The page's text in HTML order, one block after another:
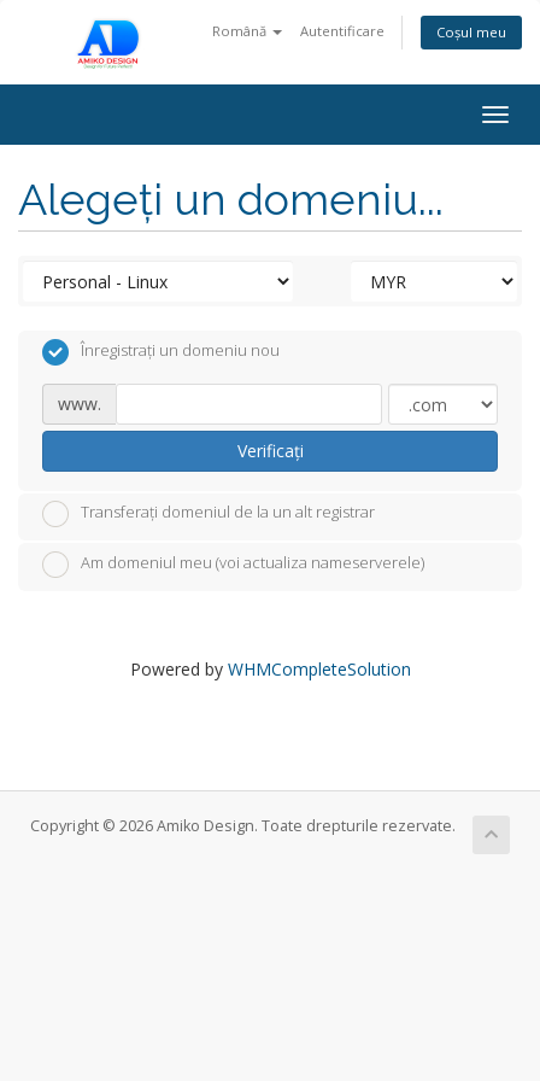
Română Autentificare Coșul meu
Alegeți un domeniu...
Înregistrați un domeniu nou
www.
Verificați
Transferați domeniul de la un alt registrar
Am domeniul meu (voi actualiza nameserverele)
Powered by WHMCompleteSolution
Copyright © 2026 Amiko Design. Toate drepturile rezervate.